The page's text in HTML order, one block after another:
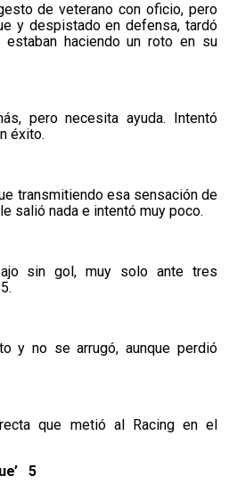
de veterano con oficio, pero
y despistado en defensa, tardó
haciendo un roto en su
pero necesita ayuda. Intentó
éxito.
transmitiendo esa sensación de
salió nada e intentó muy poco.
sin gol, muy solo ante tres
y no se arrugó, aunque perdió
que metió al Racing en el
5